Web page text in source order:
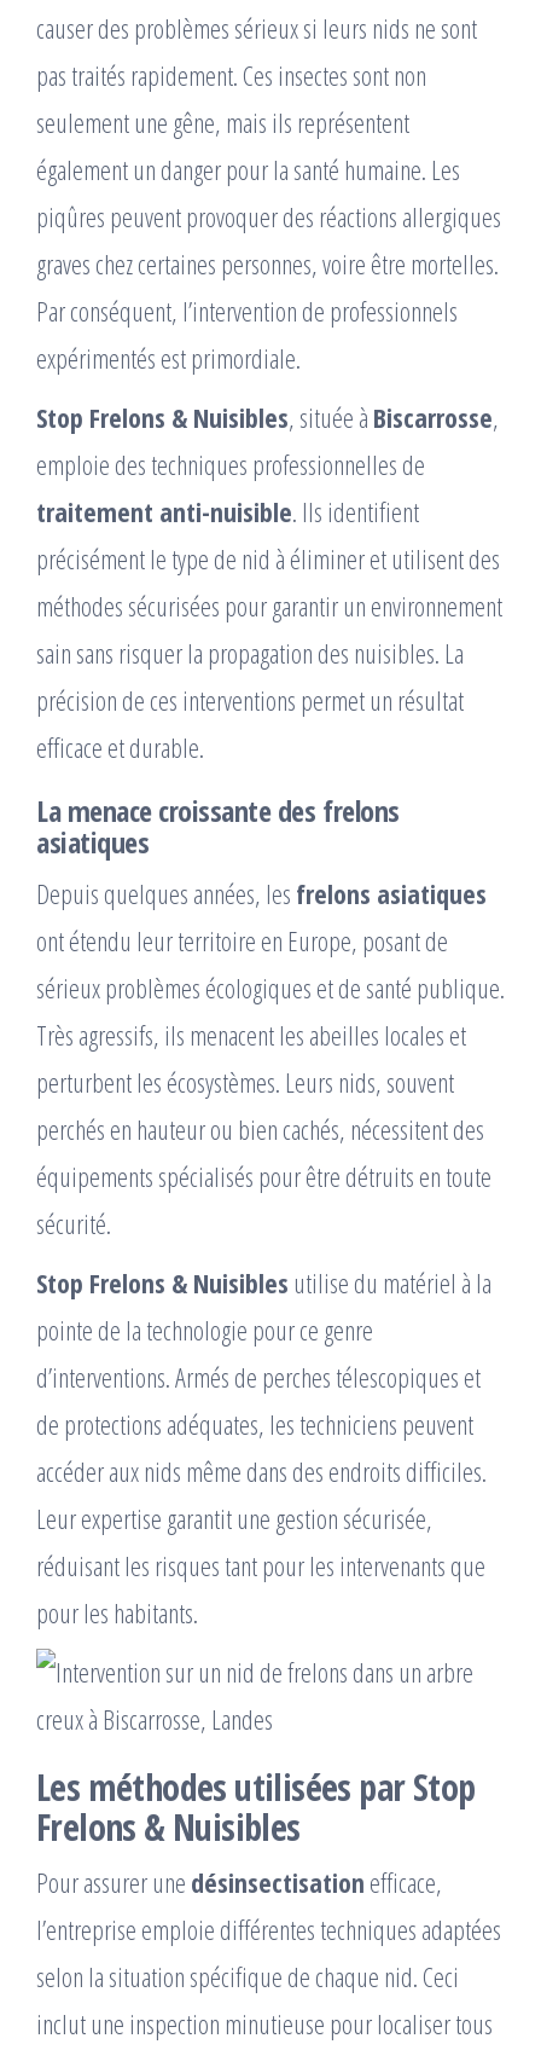
causer des problèmes sérieux si leurs nids ne sont
pas traités rapidement. Ces insectes sont non
seulement une gêne, mais ils représentent
également un danger pour la santé humaine. Les
piqûres peuvent provoquer des réactions allergiques
graves chez certaines personnes, voire être mortelles.
Par conséquent, l’intervention de professionnels
expérimentés est primordiale.
Stop Frelons & Nuisibles, située à Biscarrosse,
emploie des techniques professionnelles de
traitement anti-nuisible. Ils identifient
précisément le type de nid à éliminer et utilisent des
méthodes sécurisées pour garantir un environnement
sain sans risquer la propagation des nuisibles. La
précision de ces interventions permet un résultat
efficace et durable.
La menace croissante des frelons
asiatiques
Depuis quelques années, les frelons asiatiques
ont étendu leur territoire en Europe, posant de
sérieux problèmes écologiques et de santé publique.
Très agressifs, ils menacent les abeilles locales et
perturbent les écosystèmes. Leurs nids, souvent
perchés en hauteur ou bien cachés, nécessitent des
équipements spécialisés pour être détruits en toute
sécurité.
Stop Frelons & Nuisibles utilise du matériel à la
pointe de la technologie pour ce genre
d’interventions. Armés de perches télescopiques et
de protections adéquates, les techniciens peuvent
accéder aux nids même dans des endroits difficiles.
Leur expertise garantit une gestion sécurisée,
réduisant les risques tant pour les intervenants que
pour les habitants.
Les méthodes utilisées par Stop
Frelons & Nuisibles
Pour assurer une désinsectisation efficace,
l’entreprise emploie différentes techniques adaptées
selon la situation spécifique de chaque nid. Ceci
inclut une inspection minutieuse pour localiser tous